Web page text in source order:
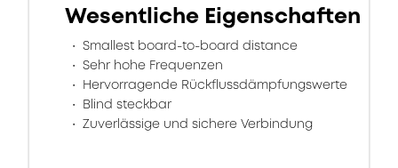
Wesentliche Eigenschaften
Smallest board-to-board distance
Sehr hohe Frequenzen
Hervorragende Rückflussdämpfungswerte
Blind steckbar
Zuverlässige und sichere Verbindung